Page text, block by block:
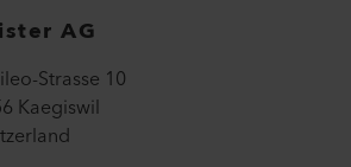
AG
Strasse 10
Kaegiswil